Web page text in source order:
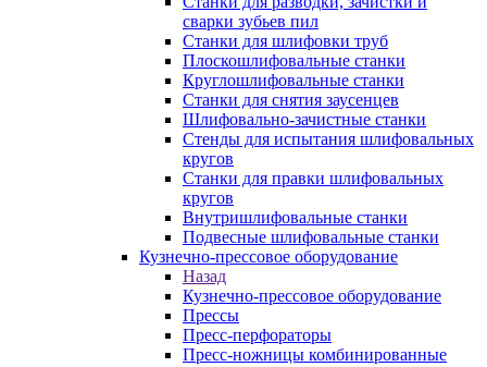
сварки зубьев пил
Станки для шлифовки труб
Плоскошлифовальные станки
Круглошлифовальные станки
Станки для снятия заусенцев
Шлифовально-зачистные станки
Стенды для испытания шлифовальных
кругов
Станки для правки шлифовальных
кругов
Внутришлифовальные станки
Подвесные шлифовальные станки
Кузнечно-прессовое оборудование
Назад
Кузнечно-прессовое оборудование
Прессы
Пресс-перфораторы
Пресс-ножницы комбинированные